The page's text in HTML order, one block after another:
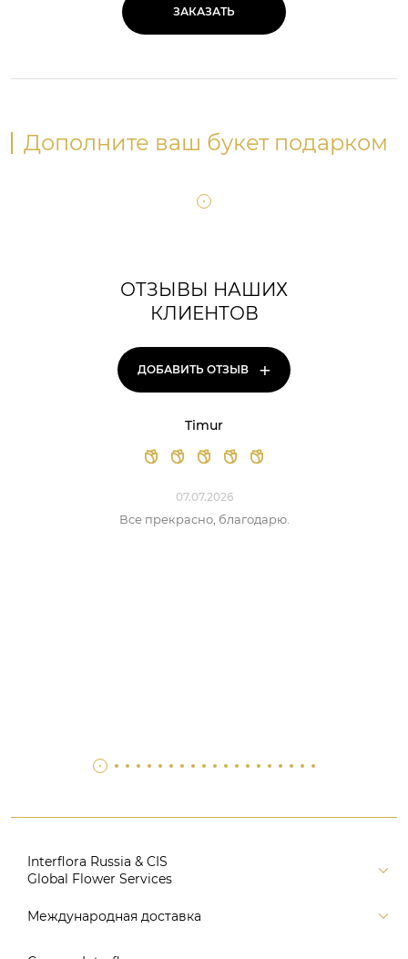
ЗАКАЗАТЬ
Дополните ваш букет подарком
ОТЗЫВЫ НАШИХ
КЛИЕНТОВ
ДОБАВИТЬ ОТЗЫВ +
Timur
07.07.2026
Все прекрасно, благодарю.
Interflora Russia & CIS
Global Flower Services
Версия для печати
Международная доставка